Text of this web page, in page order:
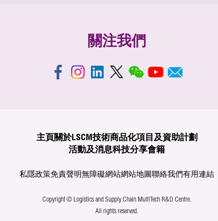
關注我們
主頁 關於LSCM技術商品化項目及資助計劃
活動及消息科技分享會籍
私隱政策免責聲明無障礙網站網站地圖聯絡我們有用連結
Copyright © Logistics and Supply Chain MultiTech R&D Centre.
All rights reserved.